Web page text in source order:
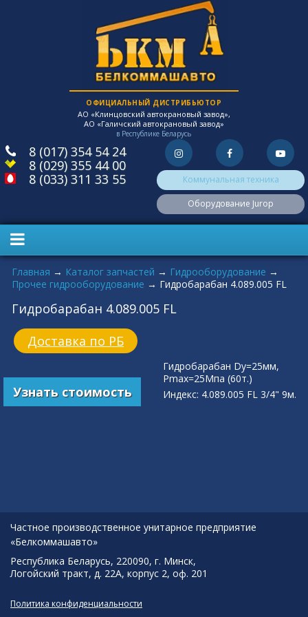
ОФИЦИАЛЬНЫЙ ДИСТРИБЬЮТОР
АО «Клинцовский автокрановый завод»,
АО «Галичский автокрановый завод»
в Республике Беларусь
8 (017) 354 54 24
8 (029) 355 44 00
8 (033) 311 33 55
Коммунальная техника
Оборудование Jurop
Вы здесь
Главная → Каталог запчастей → Гидрооборудование →
Прочее гидрооборудование → Гидробарабан 4.089.005 FL
Гидробарабан 4.089.005 FL
Доставка по РБ
Узнать стоимость
Гидробарабан Dy=25мм,
Pmax=25Мпа (60т.)
Индекс: 4.089.005 FL 3/4" 9м.
Частное производственное унитарное предприятие
«Белкоммашавто»
Республика Беларусь, 220090, г. Минск,
Логойский тракт, д. 22А, корпус 2, оф. 201
Политика конфиденциальности